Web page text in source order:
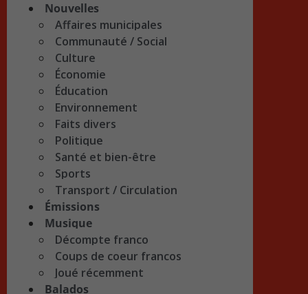
Nouvelles
Affaires municipales
Communauté / Social
Culture
Économie
Éducation
Environnement
Faits divers
Politique
Santé et bien-être
Sports
Transport / Circulation
Émissions
Musique
Décompte franco
Coups de coeur francos
Joué récemment
Balados